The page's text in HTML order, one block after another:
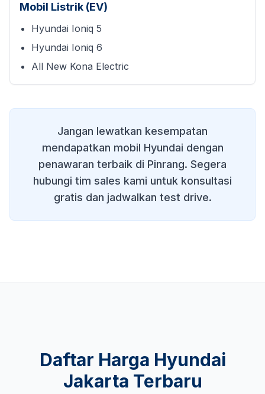
Mobil Listrik (EV)
Hyundai Ioniq 5
Hyundai Ioniq 6
All New Kona Electric
Jangan lewatkan kesempatan
mendapatkan mobil Hyundai dengan
penawaran terbaik di Pinrang. Segera
hubungi tim sales kami untuk konsultasi
gratis dan jadwalkan test drive.
Daftar Harga Hyundai
Jakarta Terbaru